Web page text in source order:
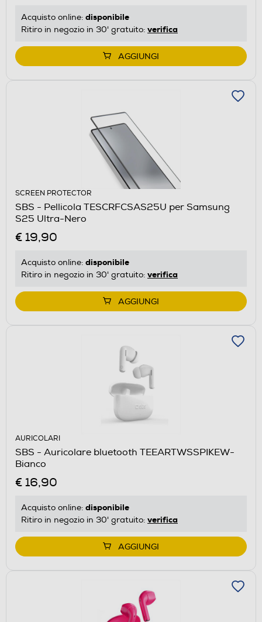
Acquisto online: disponibile
Ritiro in negozio in 30' gratuito: verifica
AGGIUNGI
SCREEN PROTECTOR
SBS - Pellicola TESCRFCSAS25U per Samsung
S25 Ultra-Nero
€ 19,90
Acquisto online: disponibile
Ritiro in negozio in 30' gratuito: verifica
AGGIUNGI
AURICOLARI
SBS - Auricolare bluetooth TEEARTWSSPIKEW-
Bianco
€ 16,90
Acquisto online: disponibile
Ritiro in negozio in 30' gratuito: verifica
AGGIUNGI